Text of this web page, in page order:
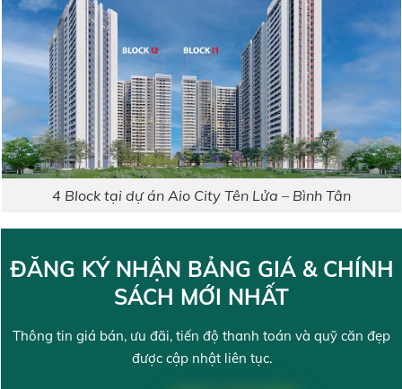
4 Block tại dự án Aio City Tên Lửa – Bình Tân
ĐĂNG KÝ NHẬN BẢNG GIÁ & CHÍNH
SÁCH MỚI NHẤT
Thông tin giá bán, ưu đãi, tiến độ thanh toán và quỹ căn đẹp
được cập nhật liên tục.